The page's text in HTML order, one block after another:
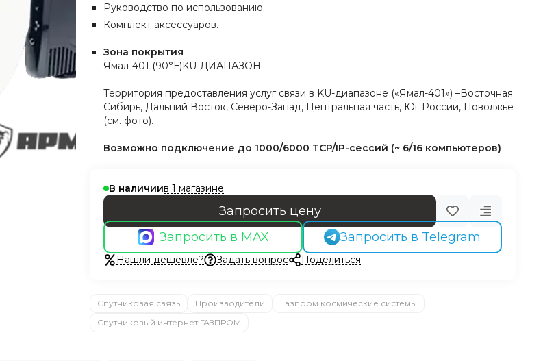
Руководство по использованию.
Комплект аксессуаров.
Зона покрытия
Ямал-401 (90°Е)KU-ДИАПАЗОН
Территория предоставления услуг связи в KU-диапазоне («Ямал-401») –Восточная
Сибирь, Дальний Восток, Северо-Запад, Центральная часть, Юг России, Поволжье
(cм. фото).
Возможно подключение до 1000/6000 TCP/IP-сессий (~ 6/16 компьютеров)
В наличиив 1 магазине
Запросить цену
Запросить в MAX
Запросить в Telegram
Нашли дешевле? Задать вопрос Поделиться
Спутниковая связь Производители
Газпром космические системы
Спутниковый интернет ГАЗПРОМ